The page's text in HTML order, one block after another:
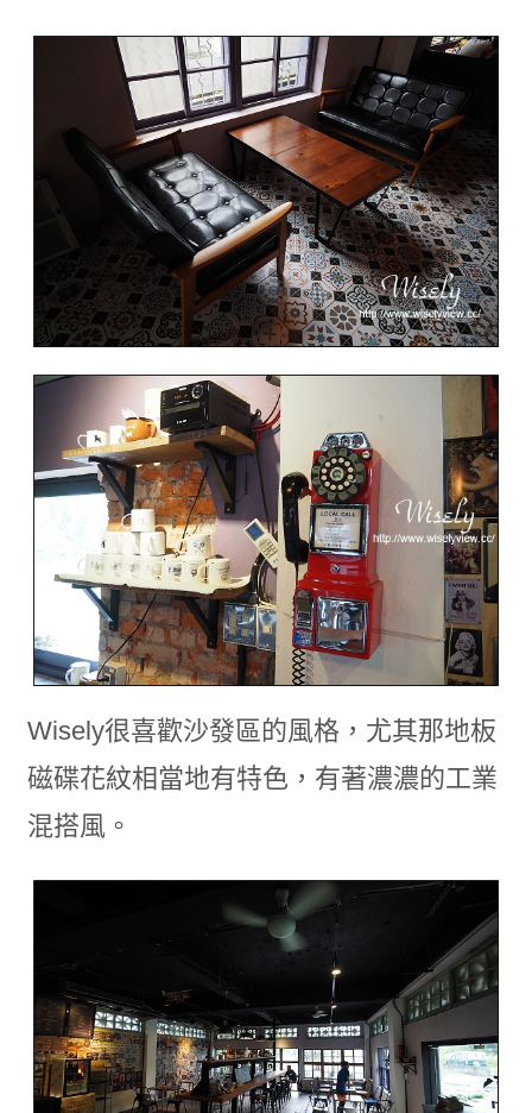
Wisely很喜歡沙發區的風格，尤其那地板
磁碟花紋相當地有特色，有著濃濃的工業
混搭風。